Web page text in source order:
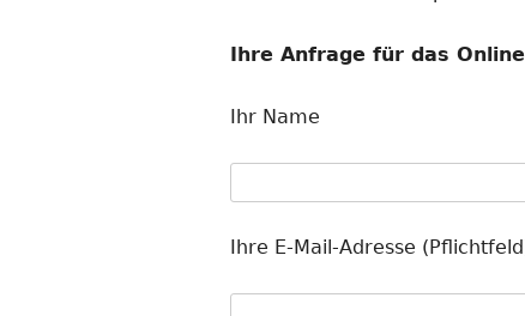
Ihre Anfrage für das
Ihr Name
Ihre E-Mail-Adresse